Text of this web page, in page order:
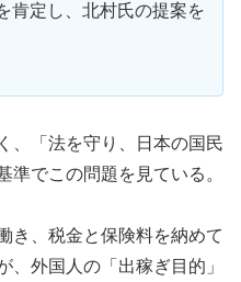
肯定し、北村氏の提案を
、「法を守り、日本の国民
準でこの問題を見ている。
き、税金と保険料を納めて
、外国人の「出稼ぎ目的」